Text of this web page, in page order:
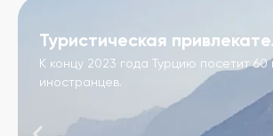
Туристическая
К концу 2023 года Турцию посетит 60
иностранцев.